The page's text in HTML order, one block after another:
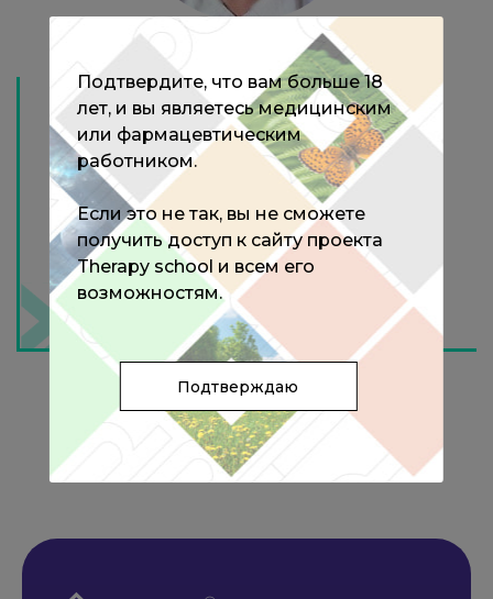
к. м. н., главный внештатный
специалист эндокринолог
Министерства здравоохранения
Ярославской области, заведующая
эндокринологическим отделением
ГБУЗ ЯО ОКБ, г. Ярославль
Подтвердите, что вам больше 18
лет, и вы являетесь медицинским
или фармацевтическим
работником.
Если это не так, вы не сможете
получить доступ к сайту проекта
Therapy school и всем его
возможностям.
Подтверждаю